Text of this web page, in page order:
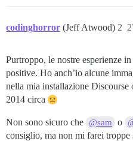
codinghorror (Jeff Atwood) 2
Purtroppo, le nostre esperienze
positive. Ho anch’io alcune
nella mia installazione Discourse
2014 circa
Non sono sicuro che @sam o
consiglio, ma non mi farei troppe